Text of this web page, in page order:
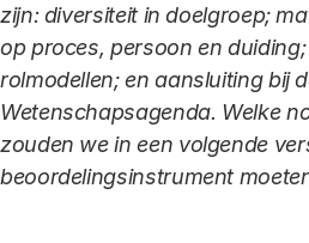
zijn: diversiteit in doelgroep;
op proces, persoon en
rolmodellen; en aansluiting bij
Wetenschapsagenda. Welke
zouden we in een volgende
beoordelingsinstrument